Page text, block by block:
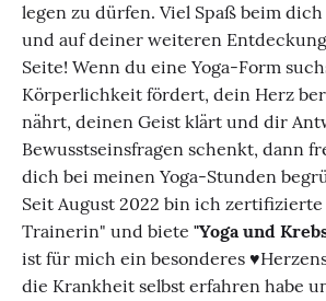
legen zu dürfen. Viel Spaß beim
und auf deiner weiteren
Seite! Wenn du eine Yoga-Form
Körperlichkeit fördert, dein Herz
nährt, deinen Geist klärt und dir
Bewusstseinsfragen schenkt, dann
dich bei meinen Yoga-Stunden
Seit August 2022 bin ich zertifizierte
Trainerin" und biete "Yoga und
ist für mich ein besonderes
die Krankheit selbst erfahren habe